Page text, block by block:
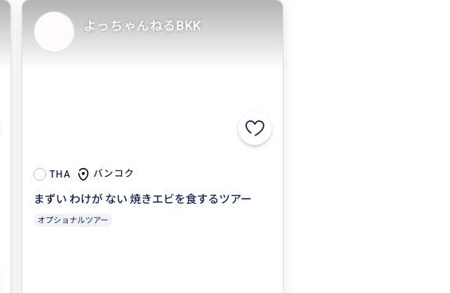
THA バンコク
まずい わけが ない 焼きエビを食するツアー
オプショナルツアー
よっちゃんねるBKK